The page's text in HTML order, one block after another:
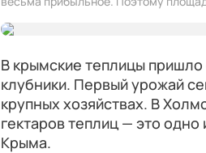
В крымские теплицы
клубники. Первый урожай
крупных хозяйствах. В
гектаров теплиц — это
Крыма.